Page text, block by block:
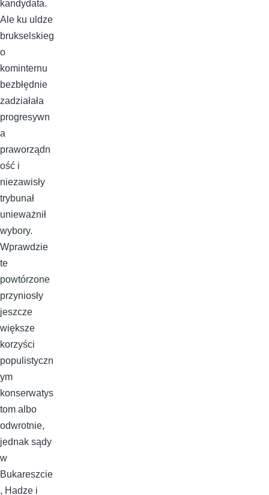
kandydata.
Ale ku uldze
brukselskieg
o
kominternu
bezbłędnie
zadziałała
progresywn
a
praworządn
ość i
niezawisły
trybunał
unieważnił
wybory.
Wprawdzie
te
powtórzone
przyniosły
jeszcze
większe
korzyści
populistyczn
ym
konserwatys
tom albo
odwrotnie,
jednak sądy
w
Bukareszcie
, Hadze i